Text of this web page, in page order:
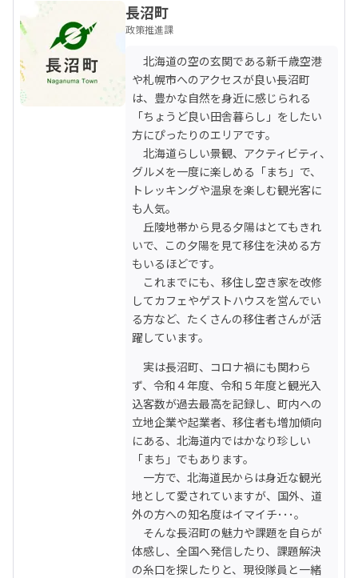
長沼町
政策推進課
北海道の空の玄関である新千歳空港
や札幌市へのアクセスが良い長沼町
は、豊かな自然を身近に感じられる
「ちょうど良い田舎暮らし」をしたい
方にぴったりのエリアです。
北海道らしい景観、アクティビティ、
グルメを一度に楽しめる「まち」で、
トレッキングや温泉を楽しむ観光客に
も人気。
丘陵地帯から見る夕陽はとてもきれ
いで、この夕陽を見て移住を決める方
もいるほどです。
これまでにも、移住し空き家を改修
してカフェやゲストハウスを営んでい
る方など、たくさんの移住者さんが活
躍しています。
実は長沼町、コロナ禍にも関わら
ず、令和４年度、令和５年度と観光入
込客数が過去最高を記録し、町内への
立地企業や起業者、移住者も増加傾向
にある、北海道内ではかなり珍しい
「まち」でもあります。
一方で、北海道民からは身近な観光
地として愛されていますが、国外、道
外の方への知名度はイマイチ･･･。
そんな長沼町の魅力や課題を自らが
体感し、全国へ発信したり、課題解決
の糸口を探したりと、現役隊員と一緒